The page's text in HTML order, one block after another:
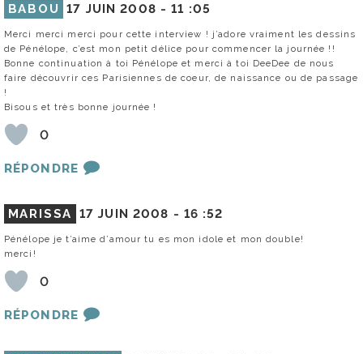
BABOU 17 JUIN 2008 -11 :05
Merci merci merci pour cette interview ! j’adore vraiment les dessins
de Pénélope, c’est mon petit délice pour commencer la journée !!
Bonne continuation à toi Pénélope et merci à toi DeeDee de nous
faire découvrir ces Parisiennes de coeur, de naissance ou de passage
!
Bisous et très bonne journée !
0
RÉPONDRE
MARISSA 17 JUIN 2008 - 16 :52
Pénélope je t’aime d’amour tu es mon idole et mon double!
merci!
0
RÉPONDRE